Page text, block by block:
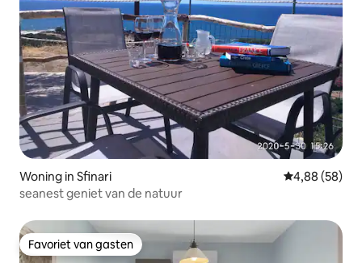
Woning in Sfinari Gemiddelde
4,88 (58)
seanest geniet van de natuur
Favoriet van gasten
Favoriet van gasten